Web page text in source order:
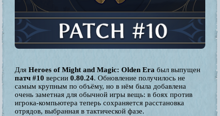
Для Heroes of Might and Magic: Olden Era был выпущен
патч #10 версии 0.80.24. Обновление получилось не
самым крупным по объёму, но в нём была добавлена
очень заметная для обычной игры вещь: в боях против
игрока-компьютера теперь сохраняется расстановка
отрядов, выбранная в тактической фазе.